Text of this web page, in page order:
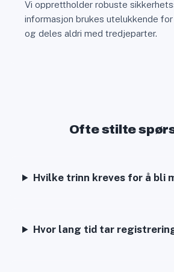
Vi opprettholder robuste
informasjon brukes utelukkende
og deles aldri med tredjeparter.
Ofte stilte
Hvilke trinn kreves for å bli
Hvor lang tid tar